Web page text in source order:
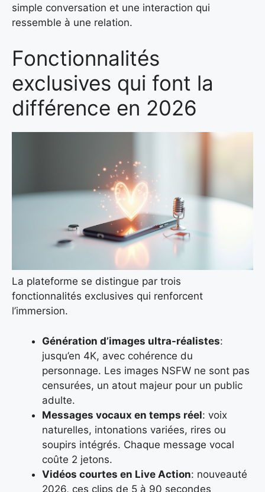
simple conversation et une interaction qui
ressemble à une relation.
Fonctionnalités
exclusives qui font la
différence en 2026
La plateforme se distingue par trois
fonctionnalités exclusives qui renforcent
l’immersion.
Génération d’images ultra-réalistes:
jusqu’en 4K, avec cohérence du
personnage. Les images NSFW ne sont pas
censurées, un atout majeur pour un public
adulte.
Messages vocaux en temps réel: voix
naturelles, intonations variées, rires ou
soupirs intégrés. Chaque message vocal
coûte 2 jetons.
Vidéos courtes en Live Action: nouveauté
2026, ces clips de 5 à 90 secondes